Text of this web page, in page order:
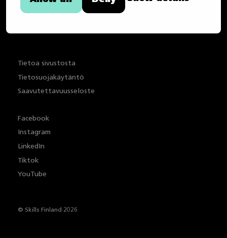
Tietoa sivustosta
Tietosuojakäytäntö
Saavutettavuusseloste
Facebook
Instagram
LinkedIn
Tiktok
YouTube
© Skills Finland 2026